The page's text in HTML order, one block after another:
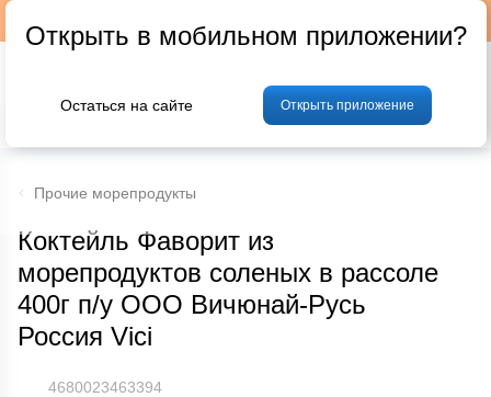
Фрукты и овощи Мясо Птица
Прочие морепродукты
Коктейль Фаворит из
морепродуктов соленых в рассоле
400г п/у ООО Вичюнай-Русь
Россия Vici
4680023463394
Открыть в мобильном приложении?
Остаться на сайте Открыть приложение